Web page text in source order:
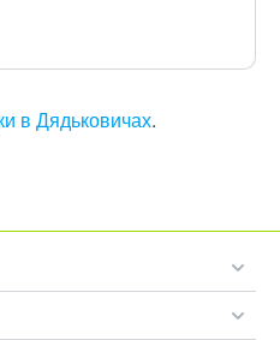
в Дядьковичах.